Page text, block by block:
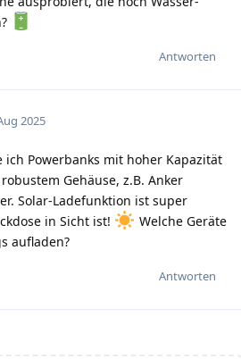
Antworten
2025
Powerbanks mit hoher Kapazität
Gehäuse, z.B. Anker
Solar-Ladefunktion ist super
in Sicht ist!
Welche Geräte
aufladen?
Antworten